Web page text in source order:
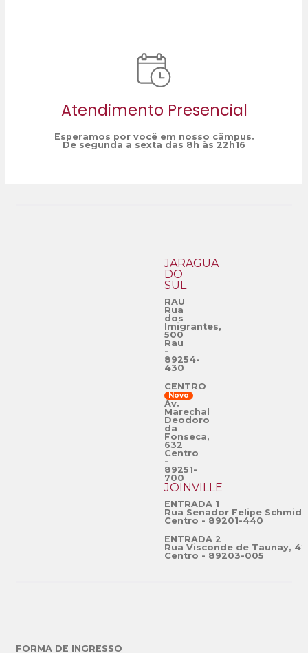
Atendimento Presencial
Esperamos por você em nosso câmpus.
De segunda a sexta das 8h às 22h16
JARAGUÁ
DO
SUL
RAU
Rua
dos
Imigrantes,
500
Rau
-
89254-
430
CENTRO
Novo
Av.
Marechal
Deodoro
da
Fonseca,
632
Centro
-
89251-
700
JOINVILLE
ENTRADA 1
Rua Senador Felipe
Centro - 89201-440
ENTRADA 2
Rua Visconde de Taunay,
Centro - 89203-005
FORMA DE INGRESSO